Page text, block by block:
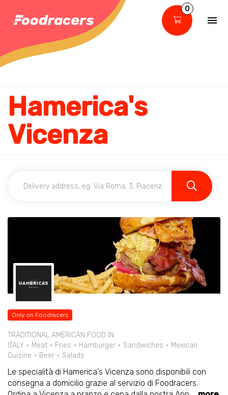
0
Hamerica's
Vicenza
Only on Foodracers
TRADITIONAL AMERICAN FOOD IN
ITALY
Meat Fries Hamburger Sandwiches
Mexican
Cuisine
Beer Salads
Le specialità di Hamerica's Vicenza sono disponibili con
consegna a domicilio grazie al servizio di Foodracers.